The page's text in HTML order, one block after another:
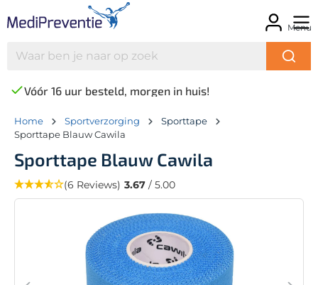
Menu
Vóór 16 uur besteld, morgen in huis!
Home Sportverzorging
Sporttape
Sporttape Blauw Cawila
Sporttape Blauw Cawila
(6 Reviews) 3.67 / 5.00